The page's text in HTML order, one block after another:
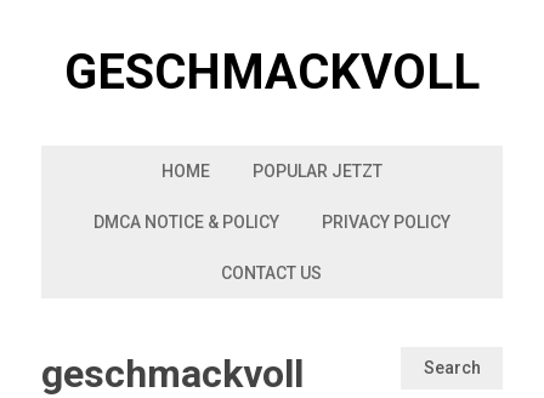
GESCHMACKVOLL
HOME POPULAR JETZT
DMCA NOTICE & POLICY PRIVACY POLICY
CONTACT US
geschmackvoll
Search